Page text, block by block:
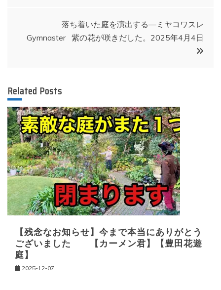
ー
シ
ョ
ン
落ち着いた庭を演出する―ミヤコワスレ
Gymnaster⠀紫の花が咲きだした。2025年4月4日
Related Posts
【残念なお知らせ】今まで本当にありがとう
ございました 【カーメン君】【豊田花遊
庭】
2025-12-07